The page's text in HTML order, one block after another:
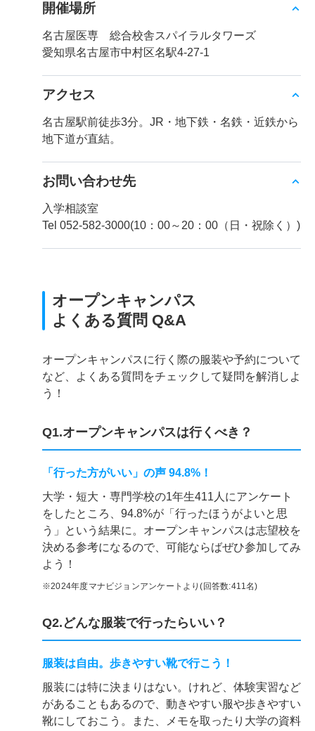
開催場所
名古屋医専 総合校舎スパイラルタワーズ
愛知県名古屋市中村区名駅4-27-1
アクセス
名古屋駅前徒歩3分。JR・地下鉄・名鉄・近鉄から
地下道が直結。
お問い合わせ先
入学相談室
Tel 052-582-3000(10：00～20：00（日・祝除く）)
オープンキャンパス
よくある質問 Q&A
オープンキャンパスに行く際の服装や予約について
など、よくある質問をチェックして疑問を解消しよ
う！
Q1.オープンキャンパスは行くべき？
「行った方がいい」の声 94.8%！
大学・短大・専門学校の1年生411人にアンケート
をしたところ、94.8%が「行ったほうがよいと思
う」という結果に。オープンキャンパスは志望校を
決める参考になるので、可能ならばぜひ参加してみ
よう！
※2024年度マナビジョンアンケートより(回答数:411名)
Q2.どんな服装で行ったらいい？
服装は自由。歩きやすい靴で行こう！
服装には特に決まりはない。けれど、体験実習など
があることもあるので、動きやすい服や歩きやすい
靴にしておこう。また、メモを取ったり大学の資料